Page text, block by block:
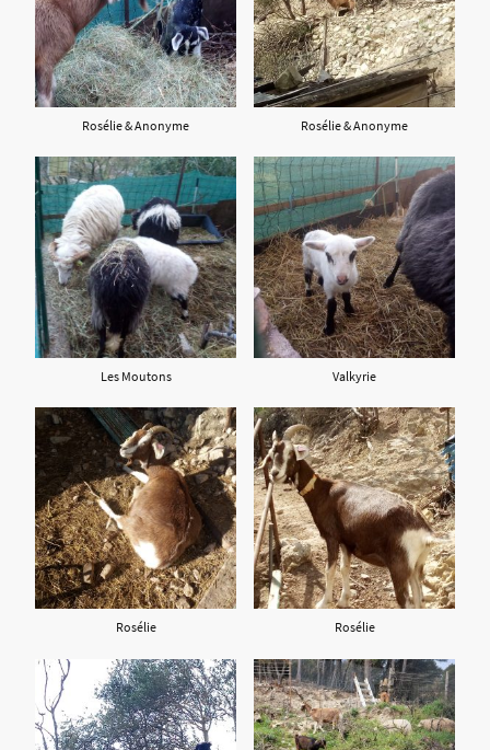
Rosélie & Anonyme Rosélie & Anonyme
Les Moutons Valkyrie
Rosélie Rosélie